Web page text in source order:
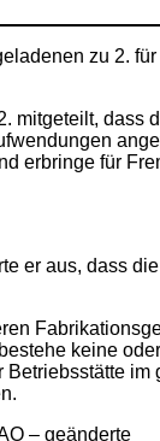
zu 2.
mitgeteilt, dass
erbringe für
er aus, dass
keine
– geänderte